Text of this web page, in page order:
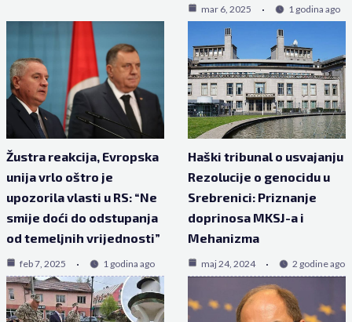
mar 6, 2025 1 godina ago
Žustra reakcija, Evropska
unija vrlo oštro je
upozorila vlasti u RS: “Ne
smije doći do odstupanja
od temeljnih vrijednosti”
feb 7, 2025 1 godina ago
Haški tribunal o usvajanju
Rezolucije o genocidu u
Srebrenici: Priznanje
doprinosa MKSJ-a i
Mehanizma
maj 24, 2024 2 godine ago